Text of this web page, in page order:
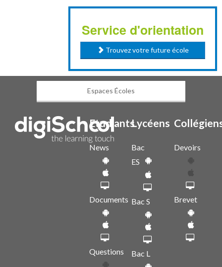
Service d'orientation
Trouvez votre future école
Espaces Écoles
Etudiants
News
Documents
Questions
Lycéens
Bac
ES
Bac S
Bac L
Devoirs
Brevet